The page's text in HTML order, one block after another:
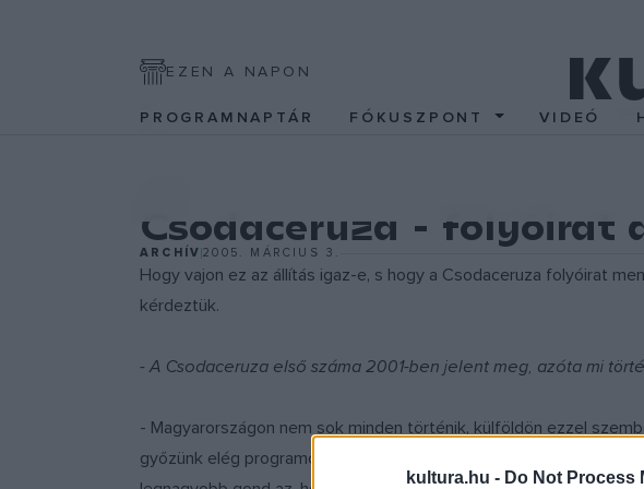
kultura.hu - Do Not Process
EZEN A NAPON
PROGRAMNAPTÁR FÓKUSZPONT VIDEÓ
Csodaceruza - folyóirat
ARCHÍV2005. MÁRCIUS 3.
Hogy vajon ez az állítás igaz-e, s hogy a Csodaceruza folyóirat
kérdeztük.
- A Csodaceruza első száma 2001-ben jelent meg, azóta mi
- Magyarországon nem sok minden történik, külföldön ezzel
győzünk elég programot kitalálni, újabb és újabb ötleteket